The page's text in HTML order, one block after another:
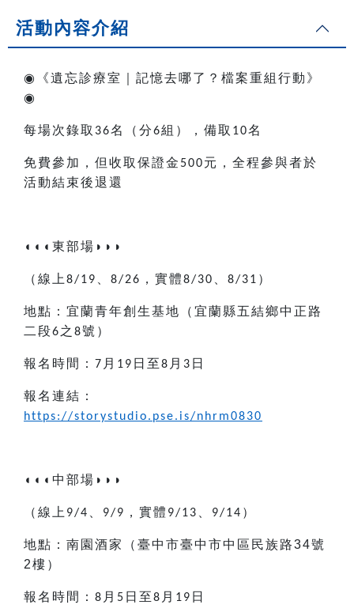
活動內容介紹
◉
《遺忘診療室｜記憶去哪了？檔案重組行動》
◉
每場次錄取 36名 （ 分6組 ） ，備取 10名
免費參加，但收取保證金 500元，全程參與者於
活動結束後退還
◖◖◖ 東部場 ◗◗◗
（線上 8/19 8/26 ，實體8/30 8/31 ）
地點：宜蘭青年創生基地（宜蘭縣五結鄉中正路
二段6之 8號）
報名時間： 7 月 19 日至8 月 3 日
報名連結：
https://storystudio.pse.is/nhrm0830
◖◖◖ 中部場 ◗◗◗
（線上 9/4 9/9 ，實體 9/13 9/14 ）
地點： 南園酒家 （臺中市臺中市中區民族路34號
2樓 ）
報名時間： 8 月 5 日至8 月 19 日